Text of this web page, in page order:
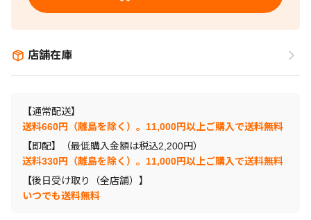
店舗在庫
【通常配送】
送料660円（離島を除く）。11,000円以上ご購入で送料無料
【即配】（最低購入金額は税込2,200円）
送料330円（離島を除く）。11,000円以上ご購入で送料無料
【後日受け取り（全店舗）】
いつでも送料無料